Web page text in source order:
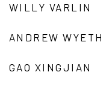
WILLY VARLIN
ANDREW WYETH
GAO XINGJIAN